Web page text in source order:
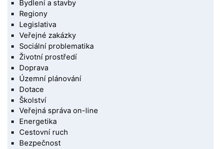
Bydlení a stavby
Regiony
Legislativa
Veřejné zakázky
Sociální problematika
Životní prostředí
Doprava
Územní plánování
Dotace
Školství
Veřejná správa on-line
Energetika
Cestovní ruch
Bezpečnost